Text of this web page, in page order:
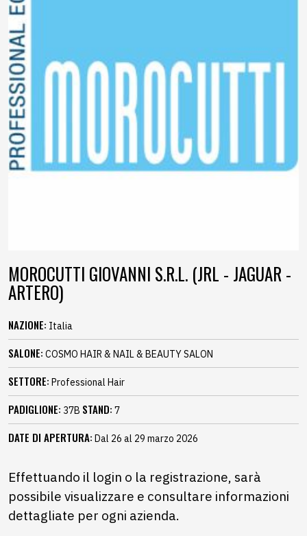
MOROCUTTI GIOVANNI S.R.L. (JRL - JAGUAR -
ARTERO)
NAZIONE: Italia
SALONE: COSMO HAIR & NAIL & BEAUTY SALON
SETTORE: Professional Hair
PADIGLIONE: 37B STAND: 7
DATE DI APERTURA: Dal 26 al 29 marzo 2026
Effettuando il login o la registrazione, sarà
possibile visualizzare e consultare informazioni
dettagliate per ogni azienda.